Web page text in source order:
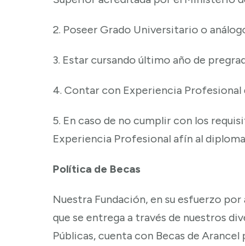
2. Poseer Grado Universitario o
3. Estar cursando último año de
4. Contar con Experiencia
5. En caso de no cumplir con los
Experiencia Profesional afín al
Política de Becas
Nuestra Fundación, en su esfuerzo
que se entrega a través de nuestros
Públicas, cuenta con Becas de